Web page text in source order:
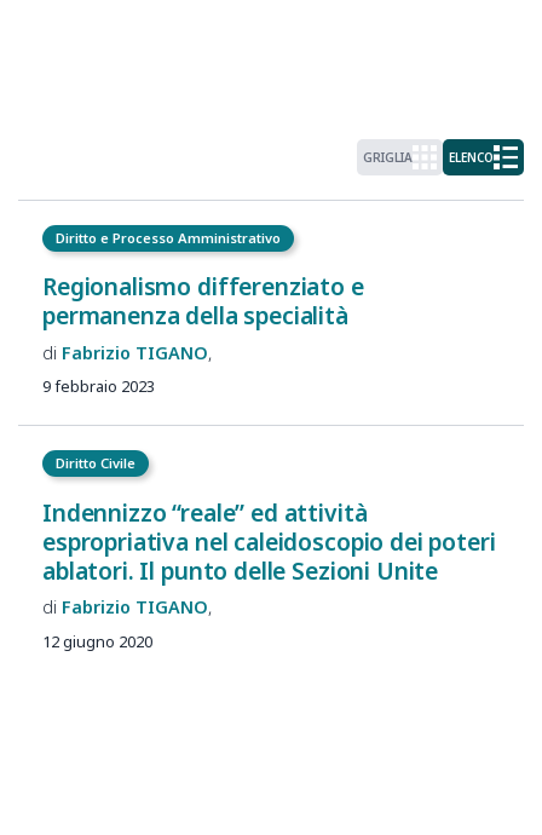
GRIGLIA ELENCO
Diritto e Processo Amministrativo
Regionalismo differenziato e
permanenza della specialità
Fabrizio TIGANO
9 febbraio 2023
Diritto Civile
Indennizzo “reale” ed attività
espropriativa nel caleidoscopio dei poteri
ablatori. Il punto delle Sezioni Unite
Fabrizio TIGANO
12 giugno 2020